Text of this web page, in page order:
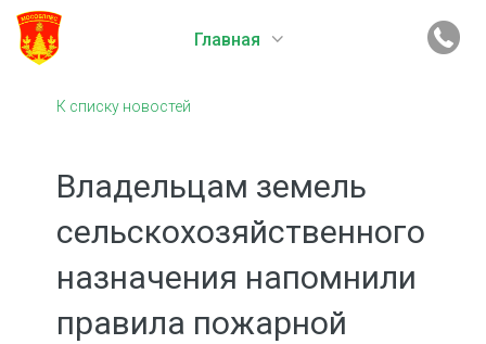
Главная
К списку новостей
Владельцам земель
сельскохозяйственного
назначения напомнили
правила пожарной